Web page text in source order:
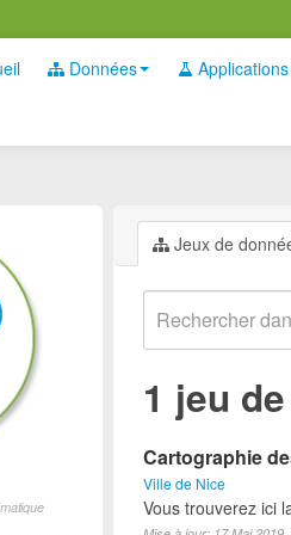
Données Applications
Jeux de
1 jeu
Cartographie
Ville de Nice
Vous trouverez ici